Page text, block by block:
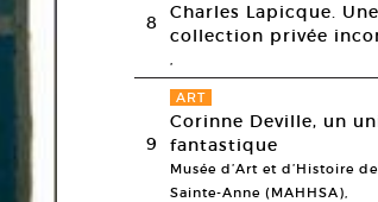
8
Charles Lapicque. Une
collection privée
,
9
ART
Corinne Deville, un
fantastique
Musée d’Art et d’Histoire
Sainte-Anne (MAHHSA),